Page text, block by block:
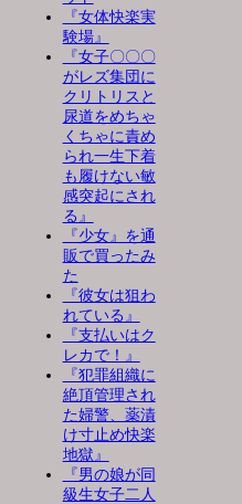
『女体快楽実
験場』
『女子〇〇〇
がレズ集団に
クリトリスと
尿道をめちゃ
くちゃに責め
られ一生下着
も履けない敏
感突起にされ
る』
『少女』を通
販で買ったみ
た
『彼女は狙わ
れている』
『支払いはク
レカで！』
『犯罪組織に
絶頂管理され
た婦警、薬漬
け寸止め快楽
地獄』
『男の娘が同
級生女子二人